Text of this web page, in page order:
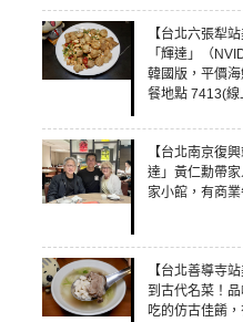
【台北六張犁
「輝達」（
韓國版，平價
餐地點 7413(線
【台北南京復
達」黃仁勳帶
家小館，有商
【台北善導寺
到古代名菜！
吃的仿古佳餚